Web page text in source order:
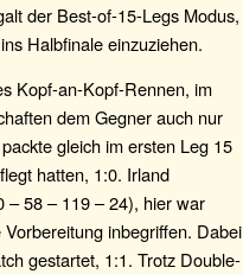
der Best-of-15-Legs Modus,
Halbfinale einzuziehen.
Kopf-an-Kopf-Rennen, im
dem Gegner auch nur
gleich im ersten Leg 15
hatten, 1:0. Irland
– 58 – 119 – 24), hier war
inbegriffen. Dabei
gestartet, 1:1. Trotz Double-